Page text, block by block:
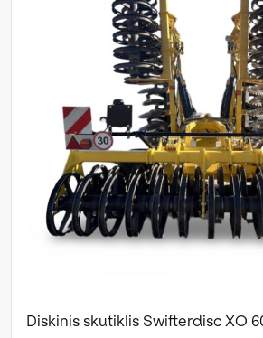
Diskinis skutiklis Swifterdisc XO